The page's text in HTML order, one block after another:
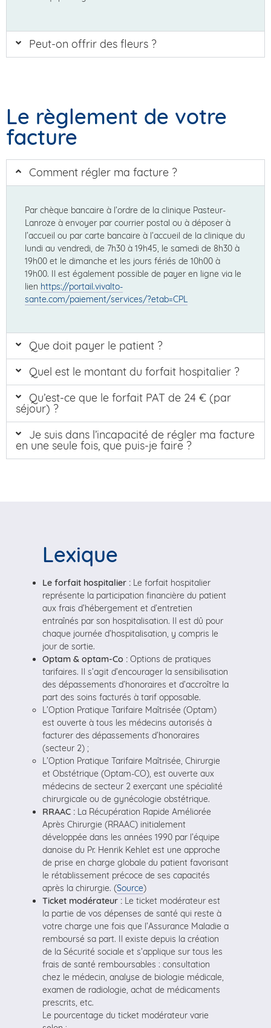
Peut-on offrir des fleurs ?
Le règlement de votre
facture
Comment régler ma facture ?
Par chèque bancaire à l’ordre de la clinique Pasteur-
Lanroze à envoyer par courrier postal ou à déposer à
l’accueil ou par carte bancaire à l’accueil de la clinique du
lundi au vendredi, de 7h30 à 19h45, le samedi de 8h30 à
19h00 et le dimanche et les jours fériés de 10h00 à
19h00. Il est également possible de payer en ligne via le
lien https://portail.vivalto-
sante.com/paiement/services/?etab=CPL
Que doit payer le patient ?
Quel est le montant du forfait hospitalier ?
Qu’est-ce que le forfait PAT de 24 € (par
séjour) ?
Je suis dans l’incapacité de régler ma facture
en une seule fois, que puis-je faire ?
Lexique
Le forfait hospitalier : Le forfait hospitalier
représente la participation financière du patient
aux frais d’hébergement et d’entretien
entraînés par son hospitalisation. Il est dû pour
chaque journée d’hospitalisation, y compris le
jour de sortie.
Optam & optam-Co : Options de pratiques
tarifaires. Il s’agit d’encourager la sensibilisation
des dépassements d’honoraires et d’accroître la
part des soins facturés à tarif opposable.
L’Option Pratique Tarifaire Maîtrisée (Optam)
est ouverte à tous les médecins autorisés à
facturer des dépassements d’honoraires
(secteur 2) ;
L’Option Pratique Tarifaire Maîtrisée, Chirurgie
et Obstétrique (Optam-CO), est ouverte aux
médecins de secteur 2 exerçant une spécialité
chirurgicale ou de gynécologie obstétrique.
RRAAC : La Récupération Rapide Améliorée
Après Chirurgie (RRAAC) initialement
développée dans les années 1990 par l’équipe
danoise du Pr. Henrik Kehlet est une approche
de prise en charge globale du patient favorisant
le rétablissement précoce de ses capacités
après la chirurgie. (Source)
Ticket modérateur : Le ticket modérateur est
la partie de vos dépenses de santé qui reste à
votre charge une fois que l’Assurance Maladie a
remboursé sa part. Il existe depuis la création
de la Sécurité sociale et s’applique sur tous les
frais de santé remboursables : consultation
chez le médecin, analyse de biologie médicale,
examen de radiologie, achat de médicaments
prescrits, etc.
Le pourcentage du ticket modérateur varie